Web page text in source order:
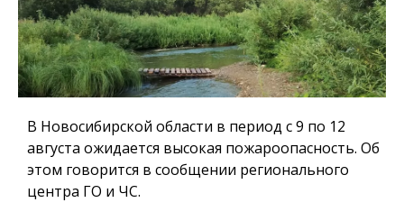
В Новосибирской области в период с 9 по 12
августа ожидается высокая пожароопасность. Об
этом говорится в сообщении регионального
центра ГО и ЧС.